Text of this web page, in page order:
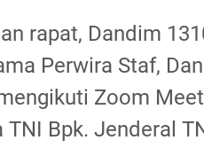
rapat, Dandim
Perwira Staf,
Zoom
Bpk. Jenderal